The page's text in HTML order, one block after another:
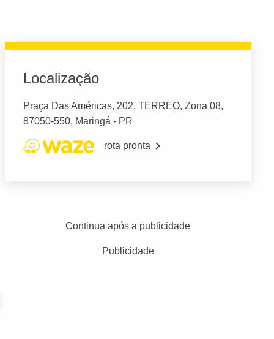
Localização
Praça Das Américas, 202, TERREO, Zona 08,
87050-550, Maringá - PR
rota pronta
Continua após a publicidade
Publicidade